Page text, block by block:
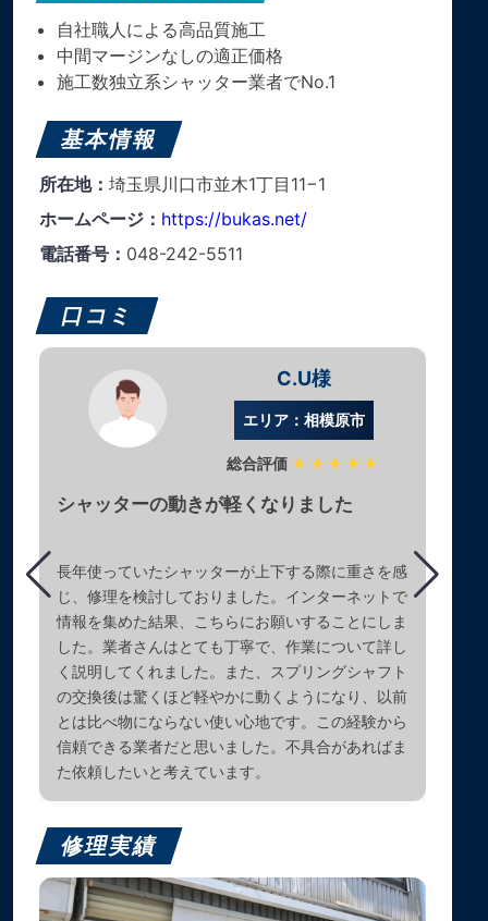
自社職人による高品質施工
中間マージンなしの適正価格
施工数独立系シャッター業者でNo.1
基本情報
所在地： 埼玉県川口市並木1丁目11−1
ホームページ： https://bukas.net/
電話番号： 048-242-5511
口コミ
C.U様
エリア：相模原市
総合評価 ★★★★★
シャッターの動きが軽くなりました
長年使っていたシャッターが上下する際に重さを感
じ、修理を検討しておりました。インターネットで
情報を集めた結果、こちらにお願いすることにしま
した。業者さんはとても丁寧で、作業について詳し
く説明してくれました。また、スプリングシャフト
の交換後は驚くほど軽やかに動くようになり、以前
とは比べ物にならない使い心地です。この経験から
信頼できる業者だと思いました。不具合があればま
た依頼したいと考えています。
修理実績